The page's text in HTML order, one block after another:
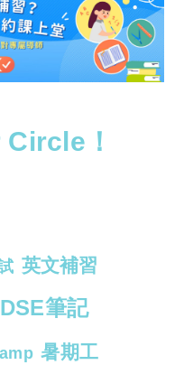
！
英文補習
DSE筆記
暑期工